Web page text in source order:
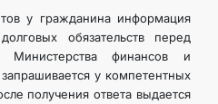
у гражданина информация
обязательств перед
Министерства финансов и
у компетентных
получения ответа выдается